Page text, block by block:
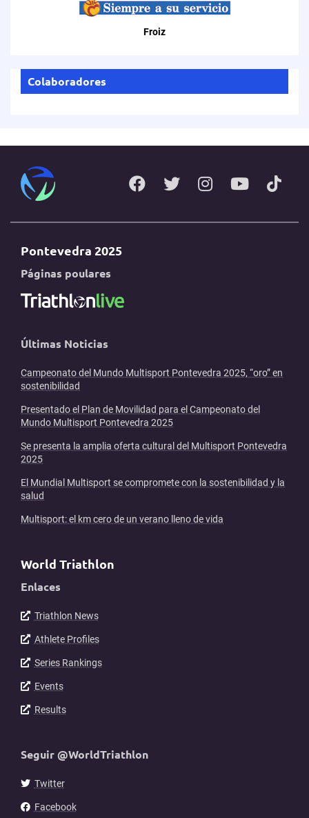
Froiz
Colaboradores
Pontevedra 2025
Páginas poulares
Últimas Noticias
Campeonato del Mundo Multisport Pontevedra 2025, “oro” en
sostenibilidad
Presentado el Plan de Movilidad para el Campeonato del
Mundo Multisport Pontevedra 2025
Se presenta la amplia oferta cultural del Multisport Pontevedra
2025
El Mundial Multisport se compromete con la sostenibilidad y la
salud
Multisport: el km cero de un verano lleno de vida
World Triathlon
Enlaces
Triathlon News
Athlete Profiles
Series Rankings
Events
Results
Seguir @WorldTriathlon
Twitter
Facebook